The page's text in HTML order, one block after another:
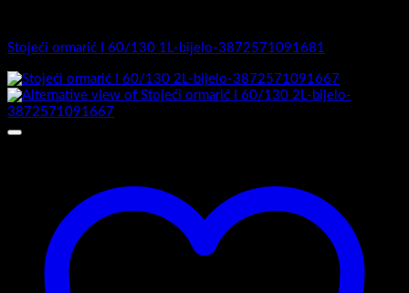
Stojeći ormarić I 60/130 1L-bijelo-3872571091681